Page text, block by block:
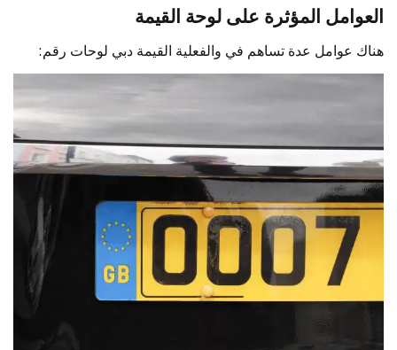
العوامل المؤثرة على لوحة القيمة
هناك عوامل عدة تساهم في والفعلية القيمة دبي لوحات رقم: